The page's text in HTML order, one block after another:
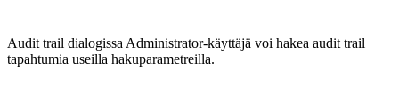
Audit trail dialogissa Administrator-käyttäjä voi hakea audit trail
tapahtumia useilla hakuparametreilla.